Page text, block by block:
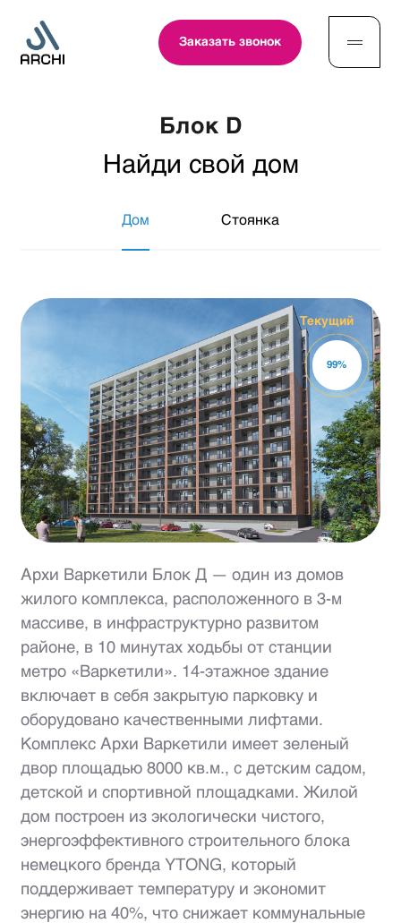
Заказать звонок
Блок D
Найди свой дом
Дом Стоянка
Текущий
99%
Архи Варкетили Блок Д — один из домов
жилого комплекса, расположенного в 3-м
массиве, в инфраструктурно развитом
районе, в 10 минутах ходьбы от станции
метро «Варкетили». 14-этажное здание
включает в себя закрытую парковку и
оборудовано качественными лифтами.
Комплекс Архи Варкетили имеет зеленый
двор площадью 8000 кв.м., с детским садом,
детской и спортивной площадками. Жилой
дом построен из экологически чистого,
энергоэффективного строительного блока
немецкого бренда YTONG, который
поддерживает температуру и экономит
энергию на 40%, что снижает коммунальные